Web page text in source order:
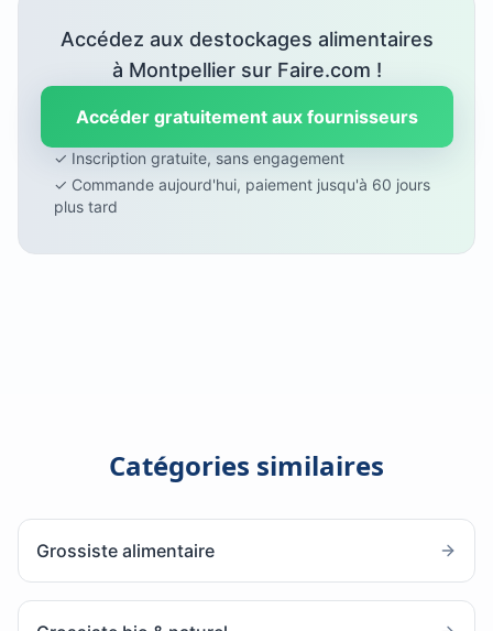
Accédez aux destockages alimentaires
à Montpellier sur Faire.com !
Accéder gratuitement aux fournisseurs
✓ Inscription gratuite, sans engagement
✓ Commande aujourd'hui, paiement jusqu'à 60 jours
plus tard
Catégories similaires
Grossiste alimentaire